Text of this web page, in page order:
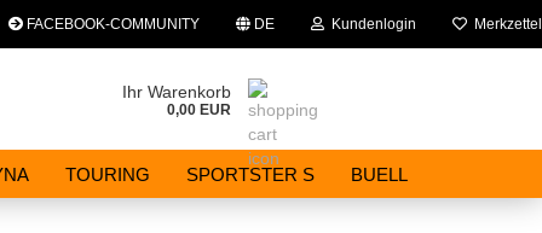
FACEBOOK-COMMUNITY DE Kundenlogin Merkzettel
Ihr Warenkorb
0,00 EUR
TOURING SPORTSTER S BUELL